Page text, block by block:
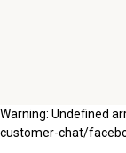
Warning: Undefined
customer-chat/